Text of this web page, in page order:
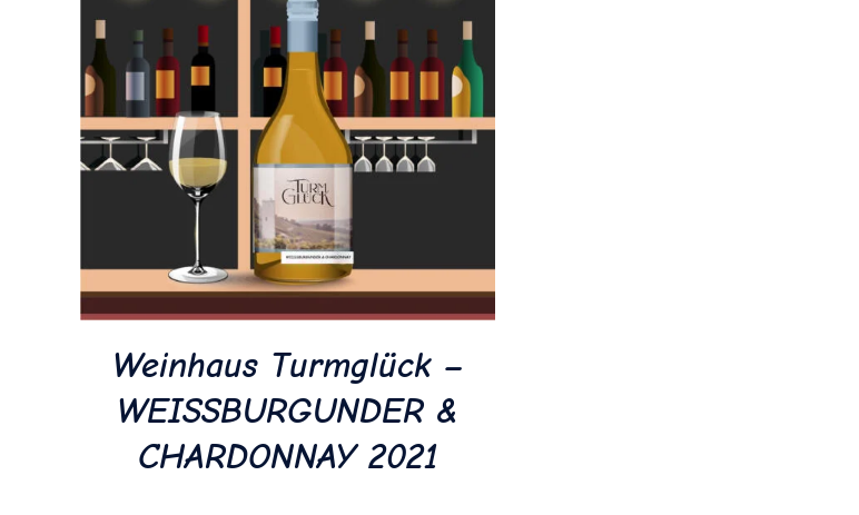
Weinhaus Turmglück –
WEISSBURGUNDER &
CHARDONNAY 2021